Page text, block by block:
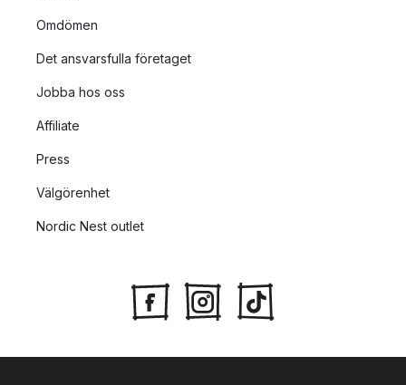
Omdömen
Det ansvarsfulla företaget
Jobba hos oss
Affiliate
Press
Välgörenhet
Nordic Nest outlet